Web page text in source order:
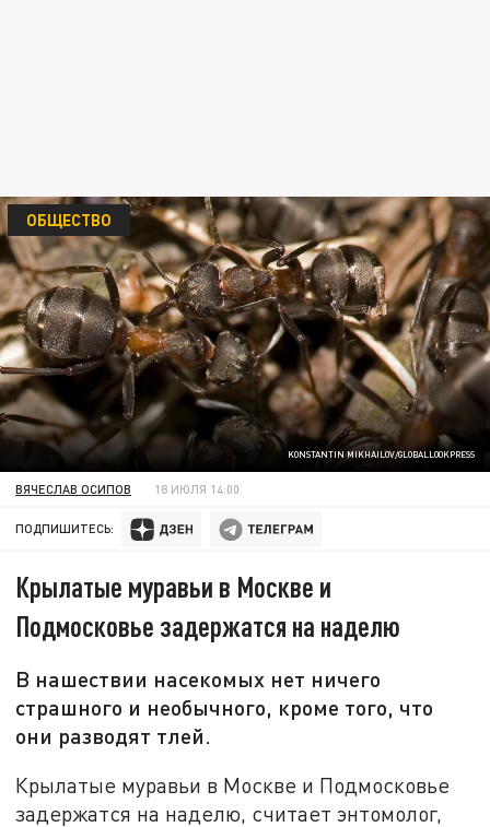
KONSTANTIN MIKHAILOV/GLOBALLOOKPRESS
ОБЩЕСТВО
ВЯЧЕСЛАВ ОСИПОВ 18 ИЮЛЯ 14:00
ПОДПИШИТЕСЬ:
Крылатые муравьи в Москве и
Подмосковье задержатся на наделю
В нашествии насекомых нет ничего
страшного и необычного, кроме того, что
они разводят тлей.
Крылатые муравьи в Москве и Подмосковье
задержатся на наделю, считает энтомолог,